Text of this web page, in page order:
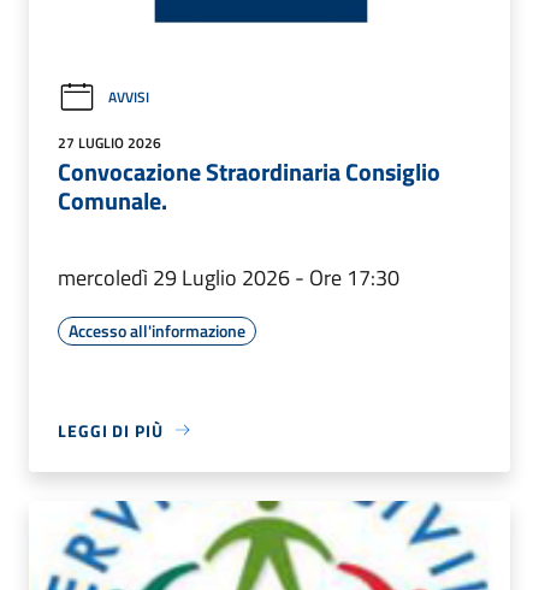
AVVISI
27 LUGLIO 2026
Convocazione Straordinaria Consiglio
Comunale.
mercoledì 29 Luglio 2026 - Ore 17:30
Accesso all'informazione
LEGGI DI PIÙ